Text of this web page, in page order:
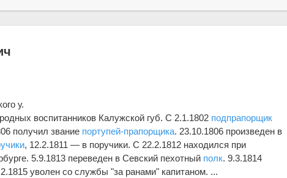
у.
воспитанников Калужской губ. С 2.1.1802 подпрапорщик
получил звание портупей-прапорщика. 23.10.1806 произведен в
, 12.2.1811 — в поручики. С 22.2.1812 находился при
5.9.1813 переведен в Севский пехотный полк. 9.3.1814
уволен со службы "за ранами" капитаном. ...